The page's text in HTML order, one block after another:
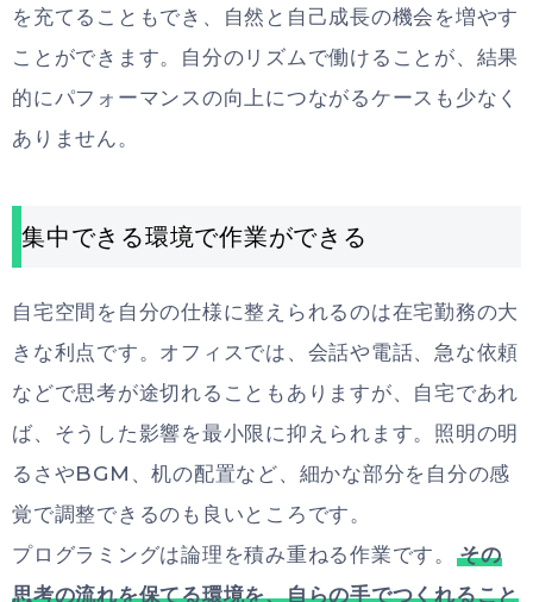
を充てることもでき、自然と自己成長の機会を増やす
ことができます。自分のリズムで働けることが、結果
的にパフォーマンスの向上につながるケースも少なく
ありません。
集中できる環境で作業ができる
自宅空間を自分の仕様に整えられるのは在宅勤務の大
きな利点です。オフィスでは、会話や電話、急な依頼
などで思考が途切れることもありますが、自宅であれ
ば、そうした影響を最小限に抑えられます。照明の明
るさやBGM、机の配置など、細かな部分を自分の感
覚で調整できるのも良いところです。
プログラミングは論理を積み重ねる作業です。
その
思考の流れを保てる環境を、自らの手でつくれること